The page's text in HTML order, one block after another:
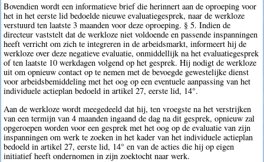
Bovendien wordt een informatieve brief die herinnert aan de oproeping voor
het in het eerste lid bedoelde nieuwe evaluatiegesprek, naar de werkloze
verstuurd ten laatste 3 maanden voor deze oproeping. § 5. Indien de
directeur vaststelt dat de werkloze niet voldoende en passende inspanningen
heeft verricht om zich te integreren in de arbeidsmarkt, informeert hij de
werkloze over deze negatieve evaluatie, onmiddellijk na het evaluatiegesprek
of ten laatste 10 werkdagen volgend op het gesprek. Hij nodigt de werkloze
uit om opnieuw contact op te nemen met de bevoegde gewestelijke dienst
voor arbeidsbemiddeling met het oog op een eventuele aanpassing van het
individuele actieplan bedoeld in artikel 27, eerste lid, 14°.
Aan de werkloze wordt meegedeeld dat hij, ten vroegste na het verstrijken
van een termijn van 4 maanden ingaand de dag na dit gesprek, opnieuw zal
opgeroepen worden voor een gesprek met het oog op de evaluatie van zijn
inspanningen om werk te zoeken in het kader van het individuele actieplan
bedoeld in artikel 27, eerste lid, 14° en van de acties die hij op eigen
initiatief heeft ondernomen in zijn zoektocht naar werk.